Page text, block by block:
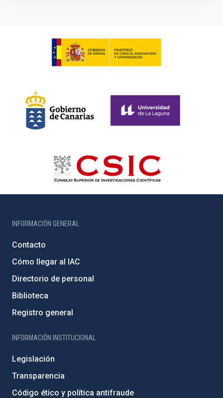
INFORMACIÓN GENERAL
Contacto
Cómo llegar al IAC
Directorio de personal
Biblioteca
Registro general
INFORMACIÓN INSTITUCIONAL
Legislación
Transparencia
Código ético y política antifraude